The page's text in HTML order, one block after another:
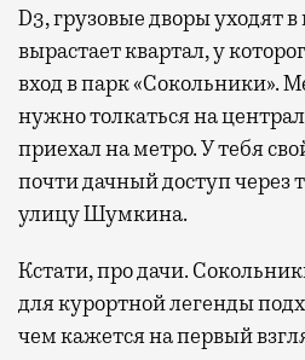
D3, грузовые дворы уходят
вырастает квартал, у
вход в парк «Сокольники».
нужно толкаться на
приехал на метро. У тебя
почти дачный доступ через
улицу Шумкина.
Кстати, про дачи.
для курортной легенды
чем кажется на первый